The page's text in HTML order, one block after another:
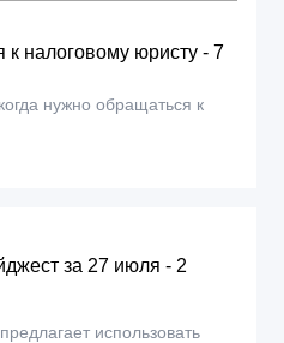
к налоговому юристу - 7
нужно обращаться к
за 27 июля - 2
использовать